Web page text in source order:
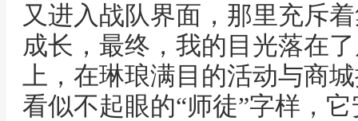
又进入战队界面，那里充斥
成长，最终，我的目光落在
上，在琳琅满目的活动与商
看似不起眼的“师徒”字样，